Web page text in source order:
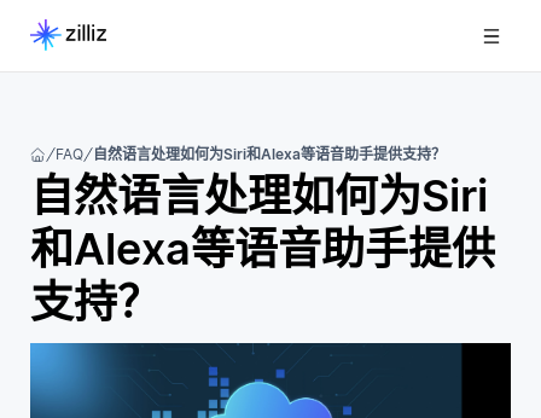
FAQ 自然语言处理如何为Siri和Alexa等语音助手提供支持？
自然语言处理如何为Siri
和Alexa等语音助手提供
支持？